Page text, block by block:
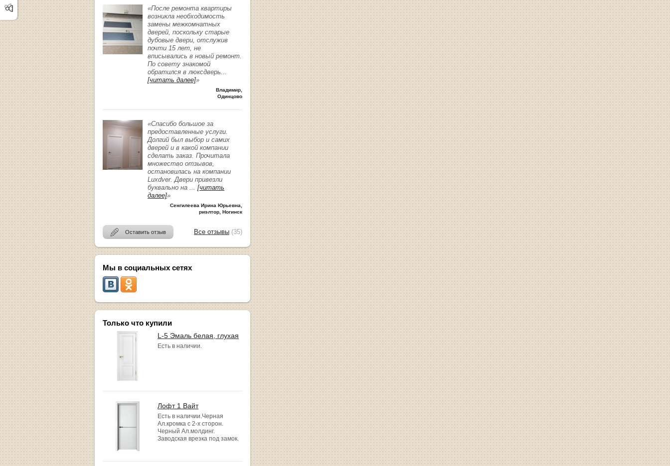
«После ремонта квартиры
возникла необходимость
замены межкомнатных
дверей, поскольку старые
дубовые двери, отслужив
почти 15 лет, не
вписывались в новый ремонт.
По совету знакомой
обратился в люксдверь...
[читать далее]»
Владимир,
Одинцово
«Спасибо большое за
предоставленные услуги.
Долгий был выбор и самих
дверей и в какой компании
сделать заказ. Прочитала
множество отзывов,
остановилась на компании
Luxdver. Двери привезли
буквально на ... [читать
далее]»
Сенгилеева Ирина Юрьевна,
риэлтор, Ногинск
Оставить отзыв Все отзывы (35)
Мы в социальных сетях
Только что купили
L-5 Эмаль белая, глухая
Есть в наличии.
Лофт 1 Вайт
Есть в наличии.Черная
Ал.кромка с 2-х сторон.
Черный Ал.молдинг.
Заводская врезка под замок.